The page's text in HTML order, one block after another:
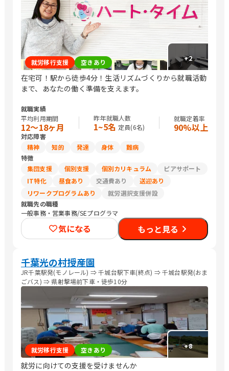
+2
就労移行支援 空きあり
在宅可！駅から徒歩4分！生活リズムづくりから就職活動
まで、あなたの働く準備を支えます。
就職実績
平均利用期間
12〜18ヶ月
昨年就職人数
1~5名 定員(6名)
就職定着率
90%以上
対応障害
精神
知的 発達 身体
難病
特徴
集団支援
個別支援 個別カリキュラム
ピアサポート
IT特化
昼食あり 交通費あり
送迎あり
リワークプログラムあり
就労選択支援併設
就職先の職種
一般事務・営業事務/SEプログラマ
気になる もっと見る
千葉光の村授産園
JR千葉駅発(モノレール) ⇒ 千城台駅下車(終点) ⇒ 千城台駅発(おま
ごバス) ⇒ 県射撃場前下車・徒歩10分
+8
就労移行支援 空きあり
就労に向けての支援を受けませんか